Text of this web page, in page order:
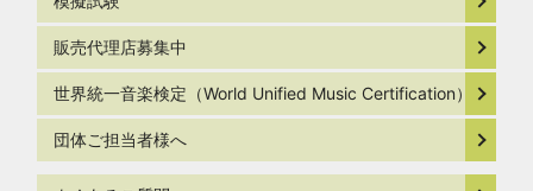
販売代理店募集中
世界統一音楽検定（World Unified Music Certification）
団体ご担当者様へ